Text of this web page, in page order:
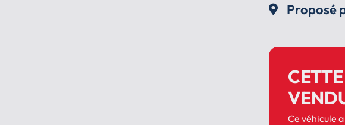
Proposé
Ce véhicule